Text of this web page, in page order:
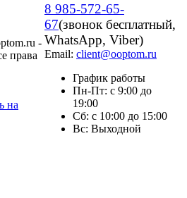
-
права
на
8 985-572-65-
67(звонок бесплатный,
WhatsApp, Viber)
Email: client@ooptom.ru
График работы
Пн-Пт: с 9:00 до
19:00
Сб: с 10:00 до 15:00
Вс: Выходной